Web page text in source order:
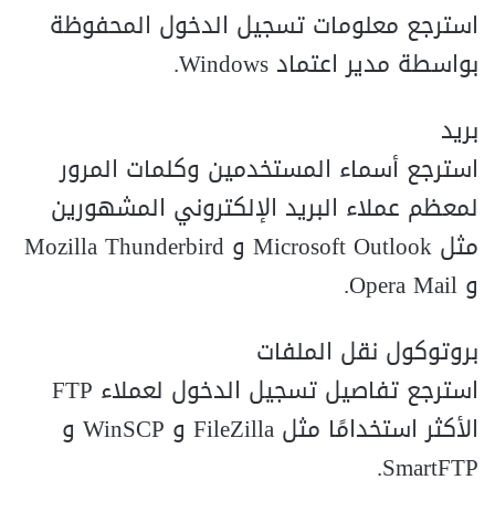
استرجع معلومات تسجيل الدخول المحفوظة
بواسطة مدير اعتماد Windows.
بريد
استرجع أسماء المستخدمين وكلمات المرور
لمعظم عملاء البريد الإلكتروني المشهورين
مثل Microsoft Outlook و Mozilla Thunderbird
و Opera Mail.
بروتوكول نقل الملفات
استرجع تفاصيل تسجيل الدخول لعملاء FTP
الأكثر استخدامًا مثل FileZilla و WinSCP و
SmartFTP.